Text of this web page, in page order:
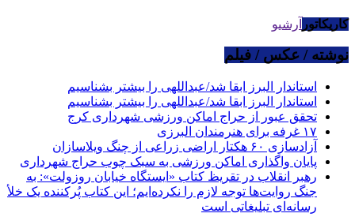
کاریکاتور آرشیو
نوشته / عکس / فیلم
استاندار البرز ابقا شد/عبداللهی را بیشتر بشناسیم
استاندار البرز ابقا شد/عبداللهی را بیشتر بشناسیم
تحقق عبور از حراج اماکن ورزشی شهرداری کرج
۱۷ غرفه برای هنرمندان البرزی
آزادسازی ۶۰ هکتار اراضی زراعی از چنگ ویلاسازان
پایان واگذاری اماکن ورزشی به سبک چوب حراج شهرداری
رهبر انقلاب در تقریظ کتاب «ایستگاه خیابان روزولت»: به
جنگ روایت‌ها توجه لازم را نکرده‌ایم؛ این کتاب پُرکننده‌ یک خلأ
رسانه‌ای تبلیغاتی است